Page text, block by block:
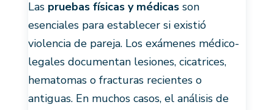
Las pruebas físicas y médicasson
esenciales para establecer si existió
violencia de pareja. Los exámenes médico-
legales documentan lesiones, cicatrices,
hematomas o fracturas recientes o
antiguas. En muchos casos, el análisis de